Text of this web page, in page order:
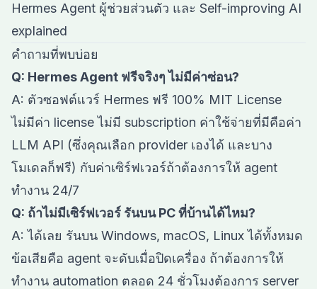
Hermes Agent ผู้ช่วยส่วนตัว และ Self-improving AI
explained
คำถามที่พบบ่อย
Q: Hermes Agent ฟรีจริงๆ ไม่มีค่าซ่อน?
A: ตัวซอฟต์แวร์ Hermes ฟรี 100% MIT License
ไม่มีค่า license ไม่มี subscription ค่าใช้จ่ายที่มีคือค่า
LLM API (ซึ่งคุณเลือก provider เองได้ และบาง
โมเดลก็ฟรี) กับค่าเซิร์ฟเวอร์ถ้าต้องการให้ agent
ทำงาน 24/7
Q: ถ้าไม่มีเซิร์ฟเวอร์ รันบน PC ที่บ้านได้ไหม?
A: ได้เลย รันบน Windows, macOS, Linux ได้ทั้งหมด
ข้อเสียคือ agent จะดับเมื่อปิดเครื่อง ถ้าต้องการให้
ทำงาน automation ตลอด 24 ชั่วโมงต้องการ server